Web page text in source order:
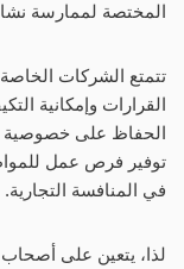
المختصة لممارسة
تتمتع الشركات الخاصة
القرارات وإمكانية
الحفاظ على خصوصية
توفير فرص عمل
في المنافسة التجارية.
لذا، يتعين على